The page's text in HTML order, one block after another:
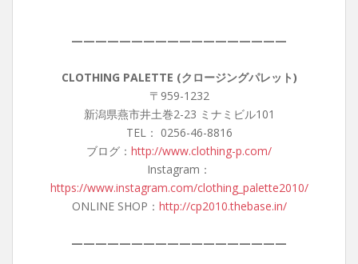
——————————————————
CLOTHING PALETTE (クロージングパレット)
〒959-1232
新潟県燕市井土巻2-23 ミナミビル101
TEL： 0256-46-8816
ブログ： http://www.clothing-p.com/
Instagram：
https://www.instagram.com/clothing_palette2010/
ONLINE SHOP： http://cp2010.thebase.in/
——————————————————